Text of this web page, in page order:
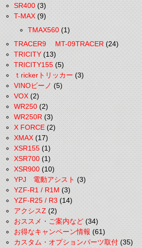
SR400(3)
T-MAX(9)
TMAX560(1)
TRACER9 MT-09TRACER(24)
TRICITY(13)
TRICITY155(5)
ｔrickerトリッカー(3)
VINOビーノ(5)
VOX(2)
WR250(2)
WR250R(3)
X FORCE(2)
XMAX(17)
XSR155(1)
XSR700(1)
XSR900(10)
YPJ 電動アシスト(3)
YZF-R1 / R1M(3)
YZF-R25 / R3(14)
アクシスZ(2)
おススメ・ご案内など(34)
お得なキャンペーン情報(61)
カスタム・オプションパーツ取付(35)